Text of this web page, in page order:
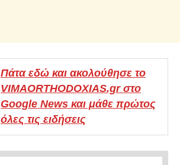
Πάτα εδώ και ακολούθησε το
VIMAORTHODOXIAS.gr στο
Google News και μάθε πρώτος
όλες τις ειδήσεις